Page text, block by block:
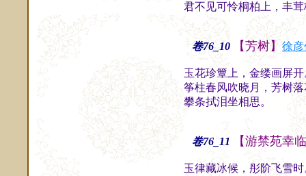
君不见可怜桐柏上，丰
卷76_10 【芳树】徐彦
玉花珍簟上，金缕画屏
筝柱春风吹晓月，芳树
攀条拭泪坐相思。
卷76_11 【游禁苑幸
玉律藏冰候，彤阶飞雪